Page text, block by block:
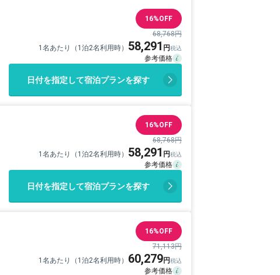
16%OFF
68,768円
1名あたり（1泊2名利用時） 58,291
日付を指定して宿泊プランを探す
16%OFF
68,768円
1名あたり（1泊2名利用時） 58,291
日付を指定して宿泊プランを探す
16%OFF
71,113円
1名あたり（1泊2名利用時） 60,279